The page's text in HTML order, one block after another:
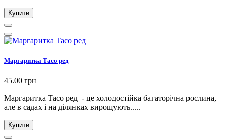
Купити
Маргаритка Тасо ред
45.00 грн
Маргаритка Тасо ред - це холодостійка багаторічна рослина,
але в садах і на ділянках вирощують.....
Купити